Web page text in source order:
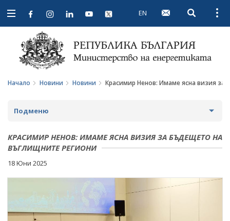
Open
navigation
EN Open
Начало Новини Новини Красимир Ненов: Имаме ясна визия
Подменю
НОВИНИ
ПРЕДСТОЯЩИ СЪБИТИЯ
ЗА ОБЩЕСТВЕНО ОБСЪЖДАНЕ
ПРОЕКТИ ЗА ОБЩЕСТВЕНО ОБСЪЖДАНЕ
ИНТЕРВЮТА
КРАСИМИР НЕНОВ: ИМАМЕ ЯСНА ВИЗИЯ ЗА БЪДЕЩЕТО НА
ВЪГЛИЩНИТЕ РЕГИОНИ
18 Юни 2025